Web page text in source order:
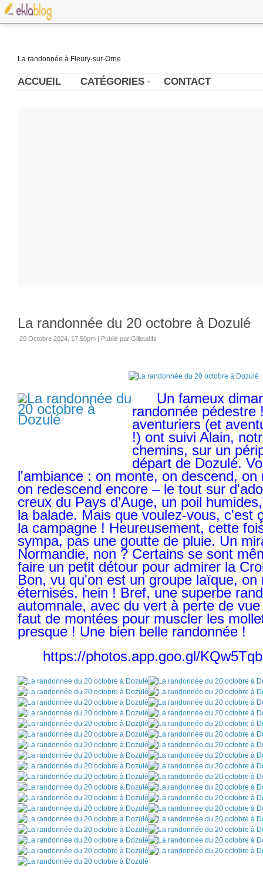
La randonnée à Fleury-sur-Orne
ACCUEIL CATÉGORIES CONTACT
La randonnée du 20 octobre à Dozulé
20 Octobre 2024, 17:50pm | Publié par Gilloudifs
Un fameux
randonnée pédestre
aventuriers (et
!) ont suivi Alain,
chemins, sur un
départ de Dozulé.
l'ambiance : on monte, on descend, on
on redescend encore – le tout sur
creux du Pays d’Auge, un poil
la balade. Mais que voulez-vous, c'est
la campagne ! Heureusement, cette
sympa, pas une goutte de pluie. Un
Normandie, non ? Certains se sont
faire un petit détour pour admirer la
Bon, vu qu'on est un groupe laïque,
éternisés, hein ! Bref, une superbe
automnale, avec du vert à perte de
faut de montées pour muscler les
presque ! Une bien belle randonnée !
https://photos.app.goo.gl/